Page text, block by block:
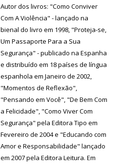
Autor dos livros: "Como Conviver
Com A Violência" - lançado na
bienal do livro em 1998, "Proteja-se,
Um Passaporte Para a Sua
Segurança" - publicado na Espanha
e distribuído em 18 países de língua
espanhola em Janeiro de 2002,
"Momentos de Reflexão",
"Pensando em Você", "De Bem Com
a Felicidade", "Como Viver Com
Segurança" pela Editora Tipo em
Fevereiro de 2004 e "Educando com
Amor e Responsabilidade" lançado
em 2007 pela Editora Leitura. Em